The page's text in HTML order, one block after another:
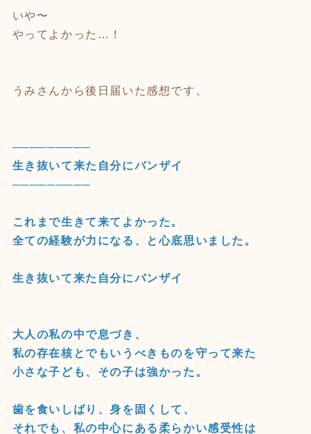
いや〜
やってよかった…！
うみさんから後日届いた感想です。
─────────
生き抜いて来た自分にバンザイ
─────────
これまで生きて来てよかった。
全ての経験が力になる、と心底思いました。
生き抜いて来た自分にバンザイ
大人の私の中で息づき、
私の存在核とでもいうべきものを守って来た
小さな子ども、その子は強かった。
歯を食いしばり、身を固くして、
それでも、私の中心にある柔らかい感受性は